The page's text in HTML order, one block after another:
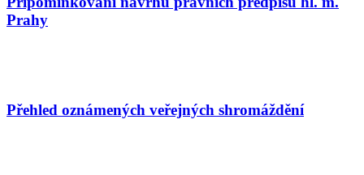
Prahy
Přehled oznámených veřejných shromáždění